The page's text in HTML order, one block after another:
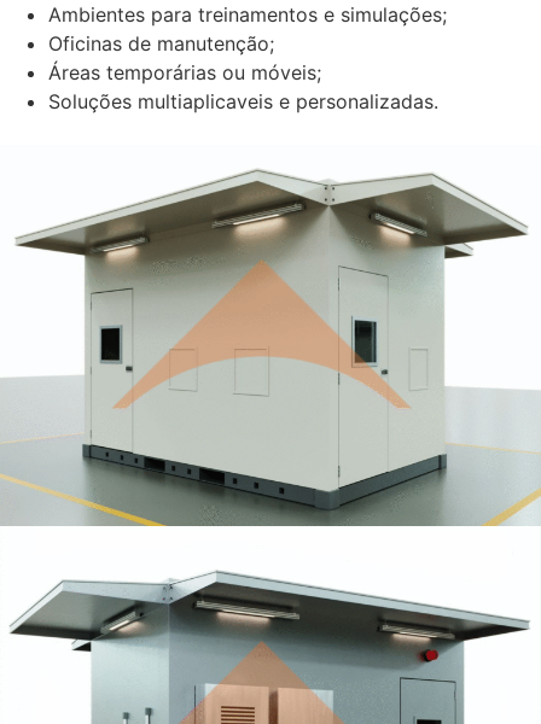
Ambientes para treinamentos e simulações;
Oficinas de manutenção;
Áreas temporárias ou móveis;
Soluções multiaplicaveis e personalizadas.